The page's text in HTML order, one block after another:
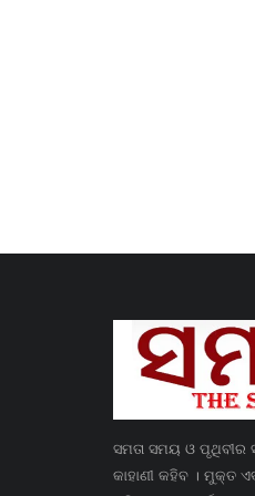
ସମତା ସମୟ ଓ ପୃଥିବୀର
କାହାଣୀ କହିବ । ମୁକ୍ତ